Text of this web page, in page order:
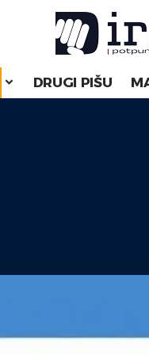
DRUGI PIŠU